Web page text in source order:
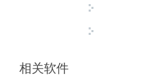
相关软件